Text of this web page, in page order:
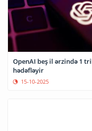
OpenAI beş il ərzində 1
hədəfləyir
15-10-2025